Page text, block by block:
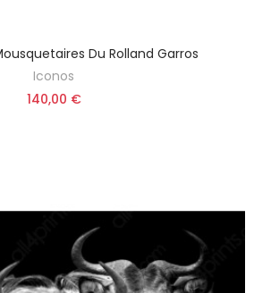
Du Rolland Garros
Iconos
140,00 €